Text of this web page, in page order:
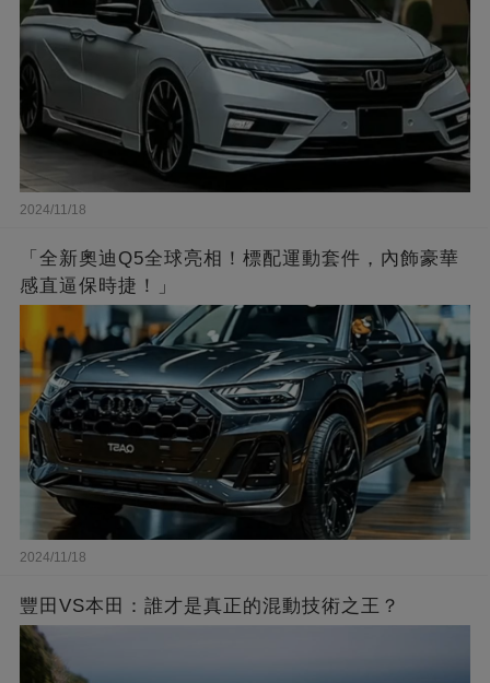
2024/11/18
「全新奧迪Q5全球亮相！標配運動套件，內飾豪華
感直逼保時捷！」
2024/11/18
豐田VS本田：誰才是真正的混動技術之王？